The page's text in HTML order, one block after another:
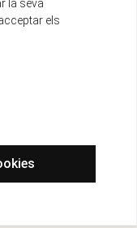
la seva
els